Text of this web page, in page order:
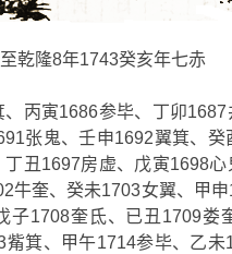
乾隆8年1743癸亥年七赤
丙寅1686参毕、丁卯
张鬼、壬申1692翼箕、
丑1697房虚、戊寅1698
牛奎、癸未1703女翼、甲
子1708奎氐、已丑1709娄
箕、甲午1714参毕、乙